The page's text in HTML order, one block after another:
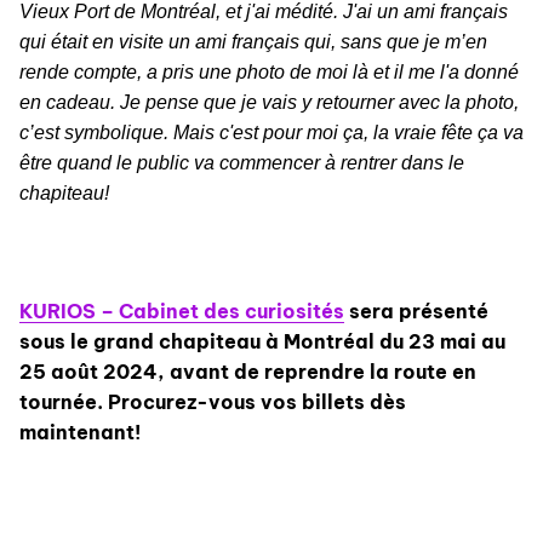
Vieux Port de Montréal, et j'ai médité. J'ai un ami français
qui était en visite un ami français qui, sans que je m’en
rende compte, a pris une photo de moi là et il me l'a donné
en cadeau. Je pense que je vais y retourner avec la photo,
c’est symbolique. Mais c'est pour moi ça, la vraie fête ça va
être quand le public va commencer à rentrer dans le
chapiteau!
KURIOS – Cabinet des curiosités sera présenté
sous le grand chapiteau à Montréal du 23 mai au
25 août 2024, avant de reprendre la route en
tournée. Procurez-vous vos billets dès
maintenant!